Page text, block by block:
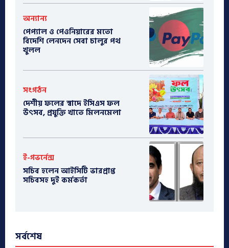
অন্যান্য
পেপ্যাল ও পেওনিয়ারের মতো
বিদেশি লেনদেন সেবা চালুর পথ
খুলল
সংগঠন
দেশীয় ফলের স্বাদে ইসিএস ফল
উৎসব, প্রযুক্তি খাতে মিলনমেলা
ই-গভর্নেন্স
সচিব হলেন আইসিটি ভারপ্রাপ্ত
সচিবসহ দুই কর্মকর্তা
সর্বশেষ